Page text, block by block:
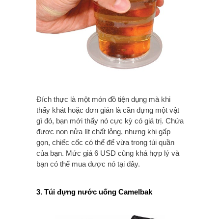
Đích thực là một món đồ tiện dụng mà khi
thấy khát hoặc đơn giản là cần đựng một vật
gì đó, bạn mới thấy nó cực kỳ có giá trị. Chứa
được non nửa lít chất lỏng, nhưng khi gấp
gọn, chiếc cốc có thể để vừa trong túi quần
của bạn. Mức giá 6 USD cũng khá hợp lý và
bạn có thể mua được nó tại đây.
3. Túi đựng nước uống Camelbak